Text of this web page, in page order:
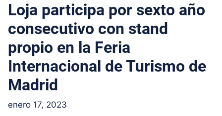
Loja participa por sexto año
consecutivo con stand
propio en la Feria
Internacional de Turismo de
Madrid
enero 17, 2023